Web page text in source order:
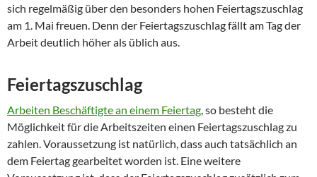
sich regelmäßig über den besonders hohen Feiertagszuschlag
am 1. Mai freuen. Denn der Feiertagszuschlag fällt am Tag der
Arbeit deutlich höher als üblich aus.
Feiertagszuschlag
Arbeiten Beschäftigte an einem Feiertag, so besteht die
Möglichkeit für die Arbeitszeiten einen Feiertagszuschlag zu
zahlen. Voraussetzung ist natürlich, dass auch tatsächlich an
dem Feiertag gearbeitet worden ist. Eine weitere